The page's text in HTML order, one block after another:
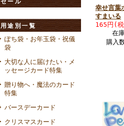
セール
用途別一覧
ぽち袋・お年玉袋・祝儀
袋
大切な人に届けたい・メ
ッセージカード特集
贈り物へ・魔法のカード
特集
バースデーカード
クリスマスカード
幸せ言葉
すまいる
165円(
在
購入